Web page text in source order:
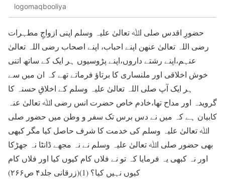
logomaqbooliya
حضورِ اقدس صلی اﷲ تعالیٰ علیہ وسلم اپنی ازواجِ مطہرات
رضی اللہ تعالیٰ عنھن اپنے احباب، اپنے اصحاب رضی اللہ تعالیٰ
عنہم،اپنے رشتے داروں،اپنے پڑوسیوں ہر ایک کے ساتھ اتنی
خوش اخلاقی اور ملنساری کا برتاؤ فرماتے تھے کہ ان میں سے
ہر ایک آپ صلی اللہ تعالیٰ علیہ وسلم کے اخلاقِ حسنہ کا
گرویدہ اور مداح تھا،خادم خاص حضرت انس رضی اﷲ تعالیٰ عنہ
کابیان ہے کہ میں نے دس برس تک سفر و وطن میں حضور صلی
اﷲ تعالیٰ علیہ وسلم کی خدمت کا شرف حاصل کیا مگر کبھی
بھی حضور صلی اﷲ تعالیٰ علیہ وسلم نے نہ مجھے ڈانٹا نہ جھڑکا
اور نہ کبھی یہ فرمایا کہ تو نے فلاں کام کیوں کیا اور فلاں کام
کیوں نہیں کیا؟ (1)(زرقانی جلد۴ ص۲۶۶)